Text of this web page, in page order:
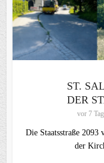
ST.
DER
vor 7
Die Staatsstraße
der